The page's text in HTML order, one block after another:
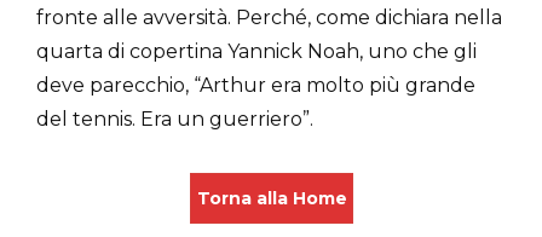
fronte alle avversità. Perché, come dichiara nella
quarta di copertina Yannick Noah, uno che gli
deve parecchio, “Arthur era molto più grande
del tennis. Era un guerriero”.
Torna alla Home